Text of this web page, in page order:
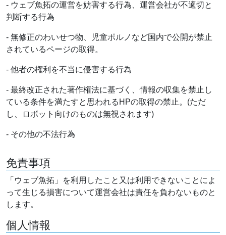
- ウェブ魚拓の運営を妨害する行為、運営会社が不適切と
判断する行為
- 無修正のわいせつ物、児童ポルノなど国内で公開が禁止
されているページの取得。
- 他者の権利を不当に侵害する行為
- 最終改正された著作権法に基づく、情報の収集を禁止し
ている条件を満たすと思われるHPの取得の禁止。(ただ
し、ロボット向けのものは無視されます)
- その他の不法行為
免責事項
「ウェブ魚拓」を利用したこと又は利用できないことによ
って生じる損害について運営会社は責任を負わないものと
します。
個人情報